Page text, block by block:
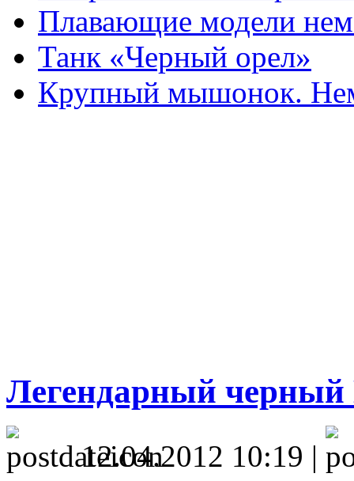
Плавающие модели
Танк «Черный орел»
Крупный мышонок.
Легендарный черный
12.04.2012 10:19 |